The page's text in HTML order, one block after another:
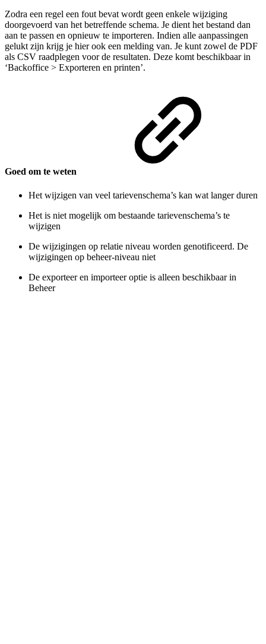
Zodra een regel een fout bevat wordt geen enkele wijziging
doorgevoerd van het betreffende schema. Je dient het bestand dan
aan te passen en opnieuw te importeren. Indien alle aanpassingen
gelukt zijn krijg je hier ook een melding van. Je kunt zowel de PDF
als CSV raadplegen voor de resultaten. Deze komt beschikbaar in
‘Backoffice > Exporteren en printen’.
Goed om te weten
Het wijzigen van veel tarievenschema’s kan wat langer duren
Het is niet mogelijk om bestaande tarievenschema’s te
wijzigen
De wijzigingen op relatie niveau worden genotificeerd. De
wijzigingen op beheer-niveau niet
De exporteer en importeer optie is alleen beschikbaar in
Beheer